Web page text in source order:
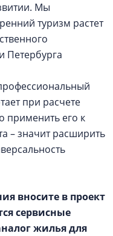
Мы
туризм растет
Петербурга
при расчете
применить его к
– значит расширить
вносите в проект
сервисные
жилья для